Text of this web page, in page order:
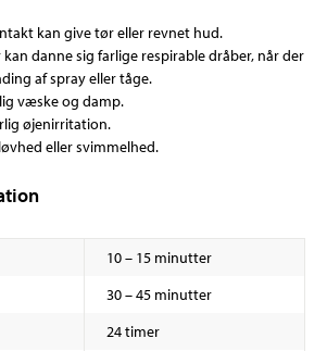
kan give tør eller revnet hud.
kan danne sig farlige respirable dråber, når der
af spray eller tåge.
væske og damp.
øjenirritation.
eller svimmelhed.
10 – 15 minutter
30 – 45 minutter
24 timer